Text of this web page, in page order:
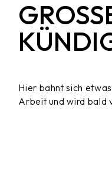
Hier bahnt sich
Arbeit und wird bald